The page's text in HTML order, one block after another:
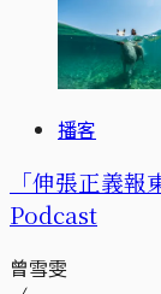
播客
「伸張正義
Podcast
曾雪雯